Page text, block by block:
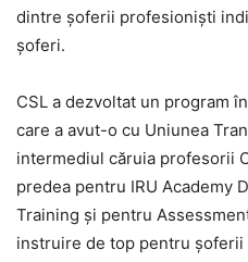
dintre șoferii profesioniști
șoferi.
CSL a dezvoltat un program
care a avut-o cu Uniunea
intermediul căruia profesorii
predea pentru IRU Academy
Training și pentru
instruire de top pentru